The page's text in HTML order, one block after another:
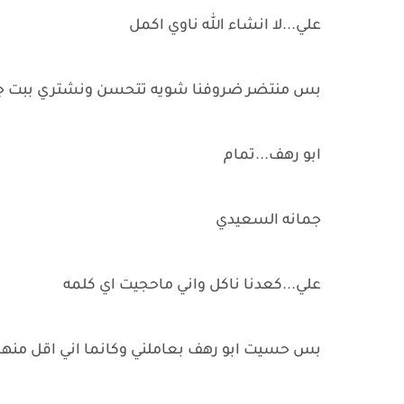
علي...لا انشاء الله ناوي اكمل
بس منتضر ضروفنا شويه تتحسن ونشتري ببت
ابو رهف...تمام
جمانه السعيدي
علي...كعدنا ناكل واني ماحجيت اي كلمه
بس حسيت ابو رهف بعاملني وكانما اني اقل